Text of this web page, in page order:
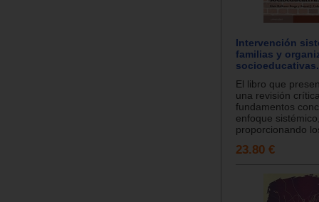
Intervención
familias y
socioeducativas.
El libro que
una revisión
fundamentos
enfoque
proporcionando
23.80 €